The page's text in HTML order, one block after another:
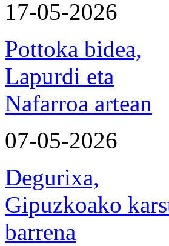
17-05-2026
Pottoka bidea,
Lapurdi eta
Nafarroa artean
07-05-2026
Degurixa,
Gipuzkoako
barrena